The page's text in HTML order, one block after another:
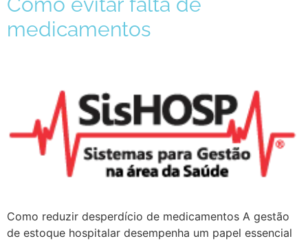
medicamentos
Como reduzir desperdício de medicamentos A gestão
de estoque hospitalar desempenha um papel essencial